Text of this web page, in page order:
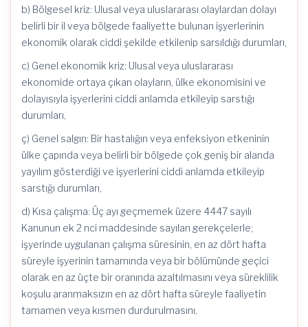
b) Bölgesel kriz: Ulusal veya uluslararası olaylardan dolayı
belirli bir il veya bölgede faaliyette bulunan işyerlerinin
ekonomik olarak ciddi şekilde etkilenip sarsıldığı durumları,
c) Genel ekonomik kriz: Ulusal veya uluslararası
ekonomide ortaya çıkan olayların, ülke ekonomisini ve
dolayısıyla işyerlerini ciddi anlamda etkileyip sarstığı
durumları,
ç) Genel salgın: Bir hastalığın veya enfeksiyon etkeninin
ülke çapında veya belirli bir bölgede çok geniş bir alanda
yayılım gösterdiği ve işyerlerini ciddi anlamda etkileyip
sarstığı durumları,
d) Kısa çalışma: Üç ayı geçmemek üzere 4447 sayılı
Kanunun ek 2 nci maddesinde sayılan gerekçelerle;
işyerinde uygulanan çalışma süresinin, en az dört hafta
süreyle işyerinin tamamında veya bir bölümünde geçici
olarak en az üçte bir oranında azaltılmasını veya süreklilik
koşulu aranmaksızın en az dört hafta süreyle faaliyetin
tamamen veya kısmen durdurulmasını,